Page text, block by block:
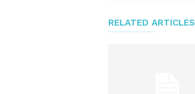
RELATED ARTICLES